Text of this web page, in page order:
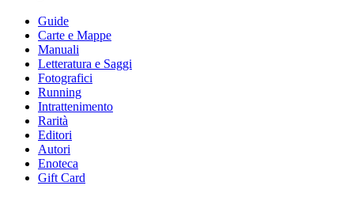
Guide
Carte e Mappe
Manuali
Letteratura e Saggi
Fotografici
Running
Intrattenimento
Rarità
Editori
Autori
Enoteca
Gift Card